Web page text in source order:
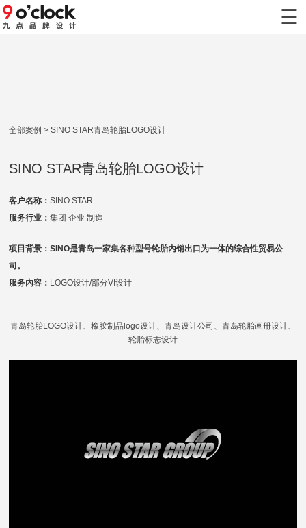
×
新闻动态
关于九点
☰
全部案例 > SINO STAR青岛轮胎LOGO设计
SINO STAR青岛轮胎LOGO设计
客户名称：SINO STAR
服务行业：集团 企业 制造
项目背景：SINO是青岛一家集各种型号轮胎内销出口为一体的综合性贸易公
司。
服务内容： LOGO设计/部分VI设计
青岛轮胎LOGO设计、橡胶制品logo设计、 青岛设计公司 、青岛轮胎画册设计、
轮胎标志设计